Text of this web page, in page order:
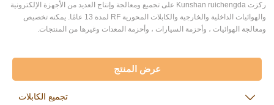
ركزت Kunshan ruichengda على تجميع ومعالجة وإنتاج العديد من الأجهزة الإلكترونية
والهوائيات الداخلية والخارجية والكابلات المحورية RF لمدة 13 عامًا. يمكنه تخصيص
ومعالجة الهوائيات ، وأحزمة السيارات ، وأحزمة المعدات وغيرها من المنتجات.
عرض المنتج
تجميع الكابلات 